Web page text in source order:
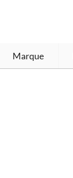
Marque